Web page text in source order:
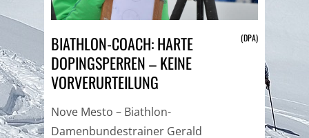
BIATHLON-COACH: HARTE
DOPINGSPERREN – KEINE
VORVERURTEILUNG
(DPA)
Nove Mesto – Biathlon-
Damenbundestrainer Gerald